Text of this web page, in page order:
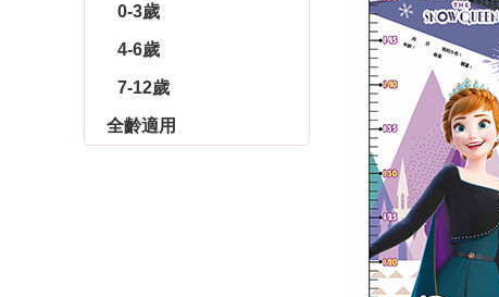
0-3歲
4-6歲
7-12歲
全齡適用